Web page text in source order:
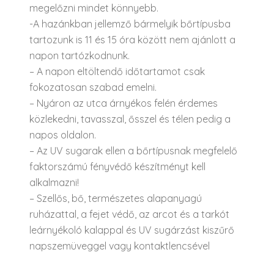
megelőzni mindet könnyebb.
-A hazánkban jellemző bármelyik bőrtípusba
tartozunk is 11 és 15 óra között nem ajánlott a
napon tartózkodnunk.
– A napon eltöltendő időtartamot csak
fokozatosan szabad emelni.
– Nyáron az utca árnyékos felén érdemes
közlekedni, tavasszal, ősszel és télen pedig a
napos oldalon.
– Az UV sugarak ellen a bőrtípusnak megfelelő
faktorszámú fényvédő készítményt kell
alkalmazni!
– Szellős, bő, természetes alapanyagú
ruházattal, a fejet védő, az arcot és a tarkót
leárnyékoló kalappal és UV sugárzást kiszűrő
napszemüveggel vagy kontaktlencsével